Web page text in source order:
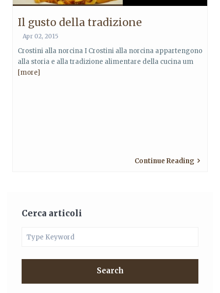
Il gusto della tradizione
Apr 02, 2015
Crostini alla norcina I Crostini alla norcina appartengono
alla storia e alla tradizione alimentare della cucina um
[more]
Continue Reading
Cerca articoli
Search